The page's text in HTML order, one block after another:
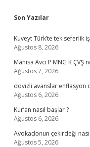
Sidebar
Son Yazılar
Kuveyt Türk’te tek seferlik
Ağustos 8, 2026
Manisa Avcı P MNG K ÇVŞ
Ağustos 7, 2026
dövizli avanslar enflasyon
Ağustos 6, 2026
Kur’an nasıl başlar ?
Ağustos 6, 2026
Avokadonun çekirdeği
Ağustos 5, 2026